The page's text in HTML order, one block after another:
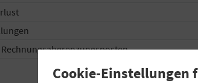
Rechnungsabgrenzungsposten
Cookie-Einstellungen